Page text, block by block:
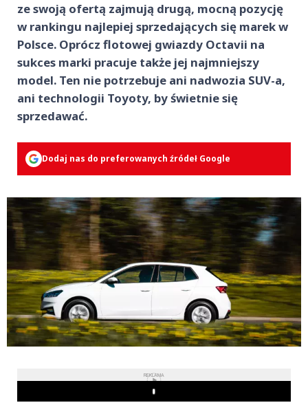
ze swoją ofertą zajmują drugą, mocną pozycję
w rankingu najlepiej sprzedających się marek w
Polsce. Oprócz flotowej gwiazdy Octavii na
sukces marki pracuje także jej najmniejszy
model. Ten nie potrzebuje ani nadwozia SUV-a,
ani technologii Toyoty, by świetnie się
sprzedawać.
Dodaj nas do preferowanych źródeł Google
REKLAMA
Play